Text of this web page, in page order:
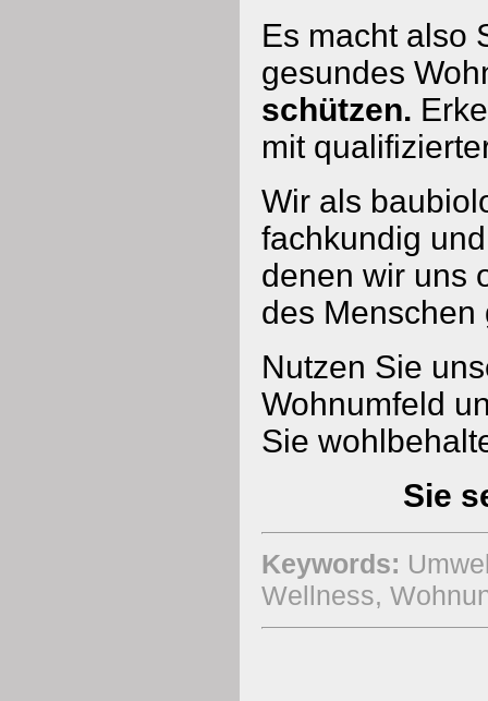
Es macht also
gesundes
schützen.
mit
Wir als
fachkundig
denen wir uns
des Menschen
Nutzen Sie
Wohnumfeld
Sie
Sie
Keywords:
Wellness,